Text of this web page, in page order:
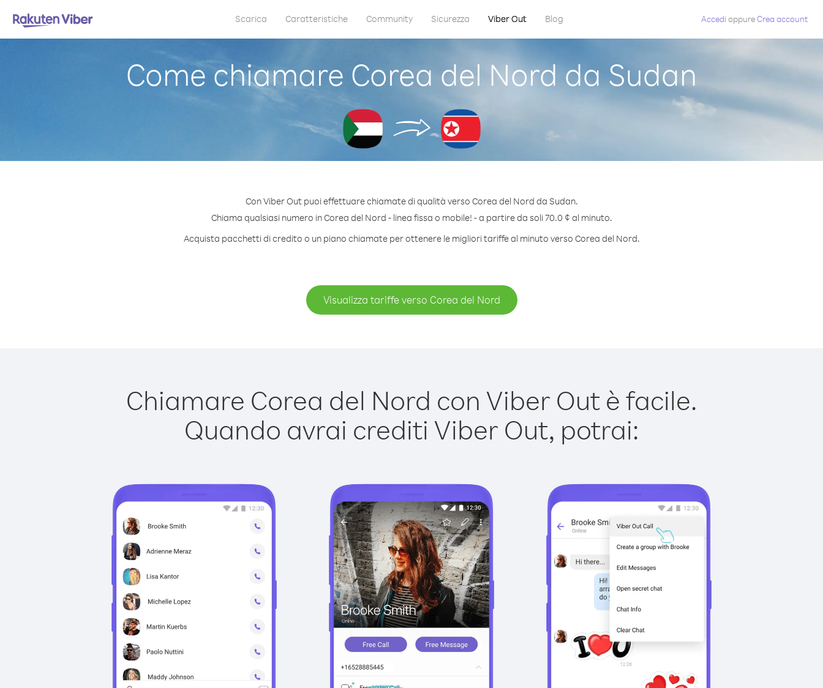
Scarica Caratteristiche Community Sicurezza Viber Out Blog Accedi oppureCrea account
Come chiamare Corea del Nord da Sudan
Con Viber Out puoi effettuare chiamate di qualità verso Corea del Nord da Sudan.
Chiama qualsiasi numero in Corea del Nord - linea fissa o mobile! - a partire da soli 70.0 ¢ al minuto.
Acquista pacchetti di credito o un piano chiamate per ottenere le migliori tariffe al minuto verso Corea del Nord.
Visualizza tariffe verso Corea del Nord
Chiamare Corea del Nord con Viber Out è facile.
Quando avrai crediti Viber Out, potrai: